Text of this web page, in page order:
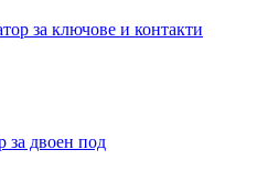
за ключове и контакти
за двоен под